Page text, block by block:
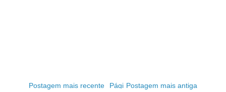
Postagem mais recente Postagem mais antiga
Pági